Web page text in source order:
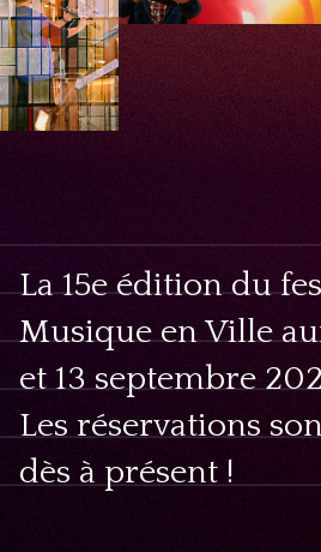
La 15e édition du
Musique en Ville
et 13 septembre
Les réservations
dès à présent !